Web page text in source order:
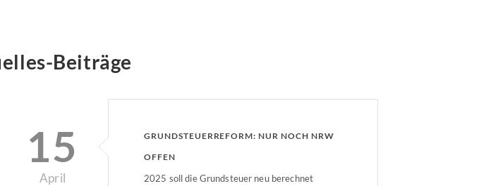
Beiträge
15
April
GRUNDSTEUERREFORM: NUR NOCH NRW
OFFEN
2025 soll die Grundsteuer neu berechnet